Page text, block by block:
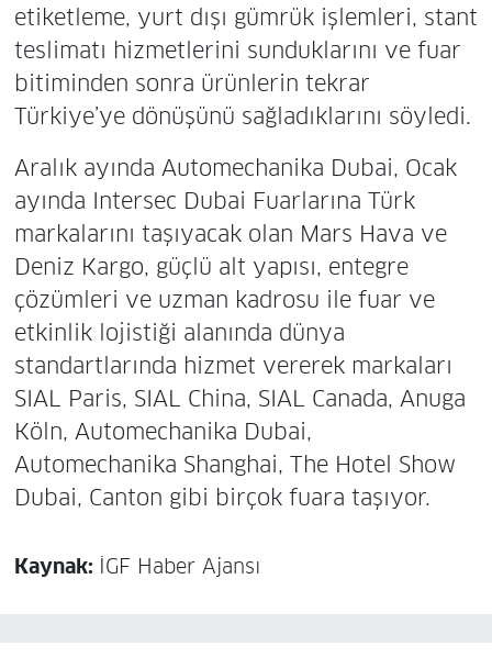
etiketleme, yurt dışı gümrük işlemleri, stant
teslimatı hizmetlerini sunduklarını ve fuar
bitiminden sonra ürünlerin tekrar
Türkiye’ye dönüşünü sağladıklarını söyledi.
Aralık ayında Automechanika Dubai, Ocak
ayında Intersec Dubai Fuarlarına Türk
markalarını taşıyacak olan Mars Hava ve
Deniz Kargo, güçlü alt yapısı, entegre
çözümleri ve uzman kadrosu ile fuar ve
etkinlik lojistiği alanında dünya
standartlarında hizmet vererek markaları
SIAL Paris, SIAL China, SIAL Canada, Anuga
Köln, Automechanika Dubai,
Automechanika Shanghai, The Hotel Show
Dubai, Canton gibi birçok fuara taşıyor.
Kaynak: İGF Haber Ajansı